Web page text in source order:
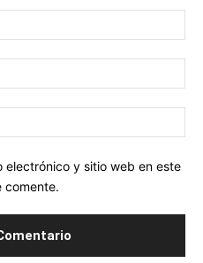
electrónico y sitio web en este
comente.